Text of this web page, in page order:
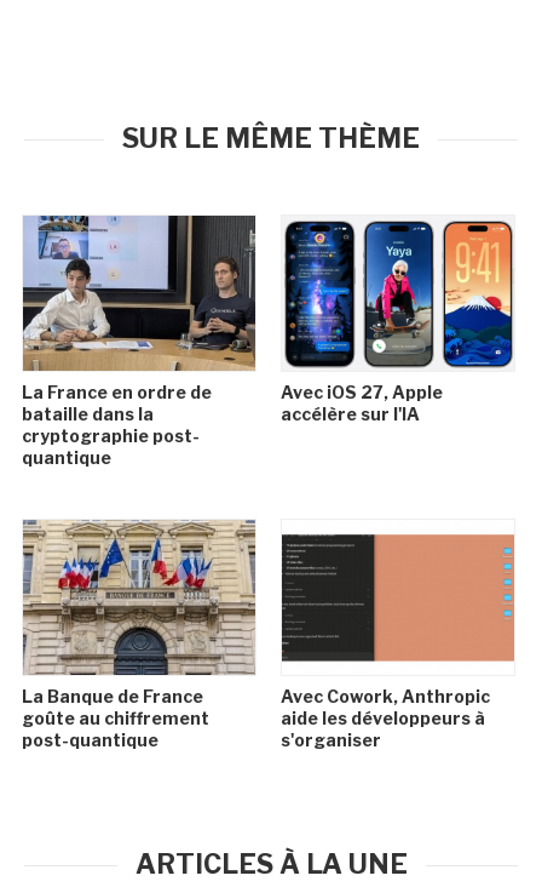
SUR LE MÊME THÈME
La France en ordre de
bataille dans la
cryptographie post-
quantique
Avec iOS 27, Apple
accélère sur l'IA
La Banque de France
goûte au chiffrement
post-quantique
Avec Cowork, Anthropic
aide les développeurs à
s'organiser
ARTICLES À LA UNE